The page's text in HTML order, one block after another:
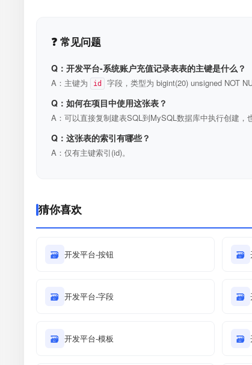
❓ 常见问题
Q：开发平台-系统账户充值记录表表的主键是什么？
A：主键为 id 字段，类型为 bigint(20) unsigned NOT
Q：如何在项目中使用这张表？
A：可以直接复制建表SQL到MySQL数据库中执行创建，
Q：这张表的索引有哪些？
A：仅有主键索引(id)。
猜你喜欢
🗃 开发平台-按钮 🗃
🗃 开发平台-字段 🗃
🗃 开发平台-模板 🗃